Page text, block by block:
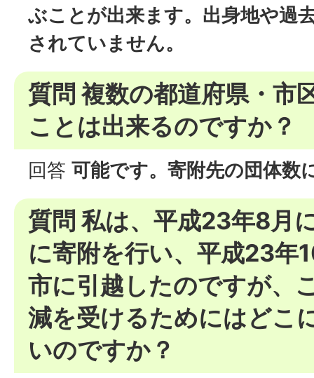
ぶことが出来ます。出身地や過
されていません。
質問 複数の都道府県・市
ことは出来るのですか？
回答 可能です。寄附先の団体数
質問 私は、平成23年8月
に寄附を行い、平成23年
市に引越したのですが、
減を受けるためにはどこ
いのですか？